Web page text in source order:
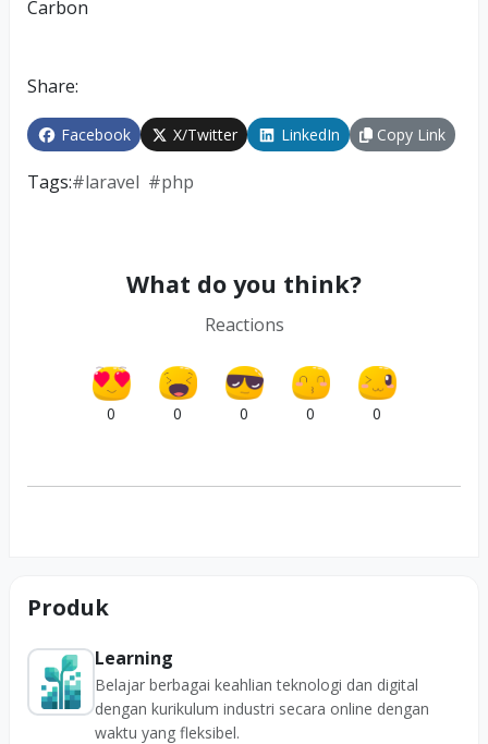
Share:
Facebook X/Twitter LinkedIn Copy Link
Tags:#laravel #php
What do you think?
Reactions
0 0 0 0 0
Produk
Learning
Belajar berbagai keahlian teknologi dan digital
dengan kurikulum industri secara online dengan
waktu yang fleksibel.